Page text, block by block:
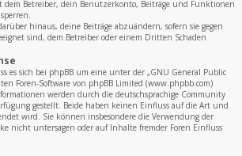
dem Betreiber, dein Benutzerkonto, Beiträge und Funktionen
hinaus, deine Beiträge abzuändern, sofern sie gegen
sind, dem Betreiber oder einem Dritten Schaden
es sich bei phpBB um eine unter der „GNU General Public
Foren-Software von phpBB Limited (www.phpbb.com)
werden durch die deutschsprachige Community
gestellt. Beide haben keinen Einfluss auf die Art und
wird. Sie können insbesondere die Verwendung der
nicht untersagen oder auf Inhalte fremder Foren Einfluss